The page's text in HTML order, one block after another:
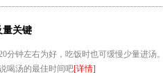
量关键
分钟左右为好，吃饭时也可缓慢少量进汤
喝汤的最佳时间吧[详情]